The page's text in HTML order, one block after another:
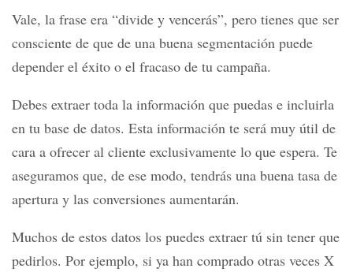
Vale, la frase era “divide y vencerás”, pero tienes que ser
consciente de que de una buena segmentación puede
depender el éxito o el fracaso de tu campaña.
Debes extraer toda la información que puedas e incluirla
en tu base de datos. Esta información te será muy útil de
cara a ofrecer al cliente exclusivamente lo que espera. Te
aseguramos que, de ese modo, tendrás una buena tasa de
apertura y las conversiones aumentarán.
Muchos de estos datos los puedes extraer tú sin tener que
pedirlos. Por ejemplo, si ya han comprado otras veces X